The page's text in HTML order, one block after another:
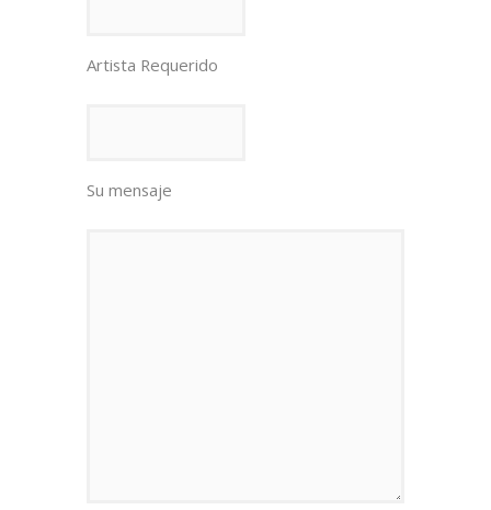
Artista Requerido
Su mensaje